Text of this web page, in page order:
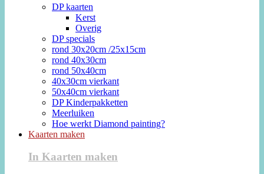
DP kaarten
Kerst
Overig
DP specials
rond 30x20cm /25x15cm
rond 40x30cm
rond 50x40cm
40x30cm vierkant
50x40cm vierkant
DP Kinderpakketten
Meerluiken
Hoe werkt Diamond painting?
Kaarten maken
In Kaarten maken